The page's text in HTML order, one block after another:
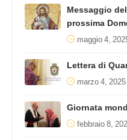
Messaggio
prossima
maggio 4,
Lettera di
marzo 4, 2025
Giornata
febbraio 8,